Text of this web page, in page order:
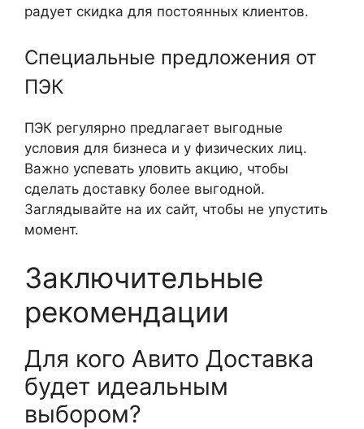
радует скидка для постоянных клиентов.
Специальные предложения от
ПЭК
ПЭК регулярно предлагает выгодные
условия для бизнеса и у физических лиц.
Важно успевать уловить акцию, чтобы
сделать доставку более выгодной.
Заглядывайте на их сайт, чтобы не упустить
момент.
Заключительные
рекомендации
Для кого Авито Доставка
будет идеальным
выбором?